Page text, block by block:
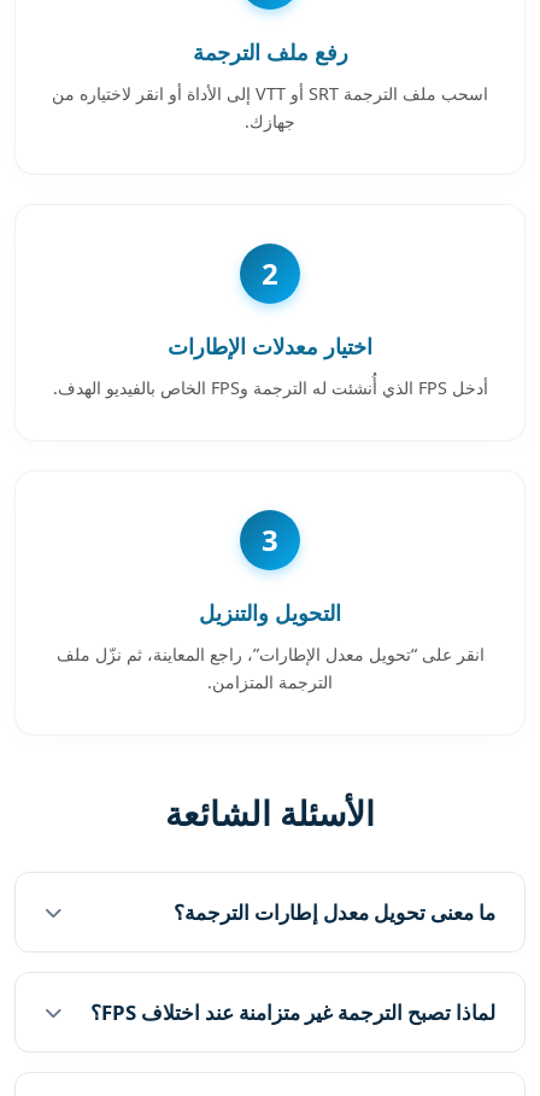
رفع ملف الترجمة
اسحب ملف الترجمة SRT أو VTT إلى الأداة أو انقر لاختياره من
جهازك.
2
اختيار معدلات الإطارات
أدخل FPS الذي أُنشئت له الترجمة وFPS الخاص بالفيديو الهدف.
3
التحويل والتنزيل
انقر على “تحويل معدل الإطارات”، راجع المعاينة، ثم نزّل ملف
الترجمة المتزامن.
الأسئلة الشائعة
ما معنى تحويل معدل إطارات الترجمة؟
لماذا تصبح الترجمة غير متزامنة عند اختلاف FPS؟